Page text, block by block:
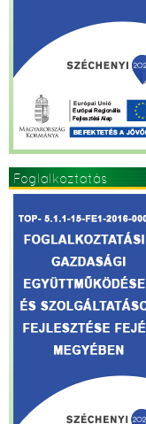
Foglalkoztatás